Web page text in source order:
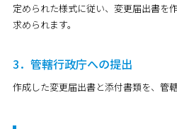
定められた様式に従い、変更届出書を
求められます。
3．管轄行政庁への提出
作成した変更届出書と添付書類を、管